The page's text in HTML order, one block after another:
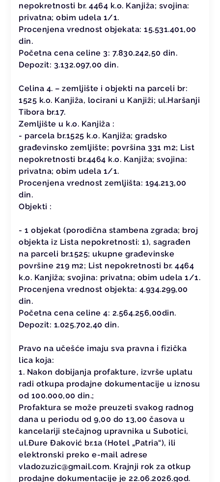
nepokretnosti br. 4464 k.o. Kanjiža; svojina:
privatna; obim udela 1/1.
Procenjena vrednost objekata: 15.531.401,00
din.
Početna cena celine 3: 7.830.242,50 din.
Depozit: 3.132.097,00 din.
Celina 4. – zemljište i objekti na parceli br:
1525 k.o. Kanjiža, locirani u Kanjiži; ul.Haršanji
Tibora br.17.
Zemljište u k.o. Kanjiža :
- parcela br.1525 k.o. Kanjiža; gradsko
građevinsko zemljište; površina 331 m2; List
nepokretnosti br.4464 k.o. Kanjiža; svojina:
privatna; obim udela 1/1.
Procenjena vrednost zemljišta: 194.213,00
din.
Objekti :
- 1 objekat (porodična stambena zgrada; broj
objekta iz Lista nepokretnosti: 1), sagrađen
na parceli br.1525; ukupne građevinske
površine 219 m2; List nepokretnosti br. 4464
k.o. Kanjiža; svojina: privatna; obim udela 1/1.
Procenjena vrednost objekta: 4.934.299,00
din.
Početna cena celine 4: 2.564.256,00din.
Depozit: 1.025.702,40 din.
Pravo na učešće imaju sva pravna i fizička
lica koja:
1. Nakon dobijanja profakture, izvrše uplatu
radi otkupa prodajne dokumentacije u iznosu
od 100.000,00 din.;
Profaktura se može preuzeti svakog radnog
dana u periodu od 9,00 do 13,00 časova u
kancelariji stečajnog upravnika u Subotici,
ul.Đure Đaković br.1a (Hotel „Patria“), ili
elektronski preko e-mail adrese
vladozuzic@gmail.com. Krajnji rok za otkup
prodajne dokumentacije je 22.06.2026.god.